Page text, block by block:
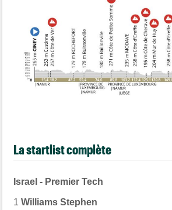
La startlist complète
Israel - Premier Tech
1Williams Stephen